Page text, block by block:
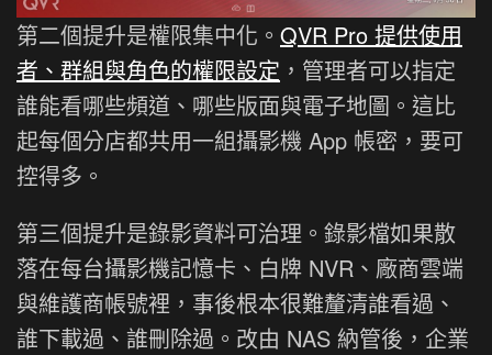
第二個提升是權限集中化。 QVR Pro 提供使用
者、群組與角色的權限設定 ，管理者可以指定
誰能看哪些頻道、哪些版面與電子地圖。這比
起每個分店都共用一組攝影機 App 帳密，要可
控得多。
第三個提升是錄影資料可治理。錄影檔如果散
落在每台攝影機記憶卡、白牌 NVR、廠商雲端
與維護商帳號裡，事後根本很難釐清誰看過、
誰下載過、誰刪除過。改由 NAS 納管後，企業